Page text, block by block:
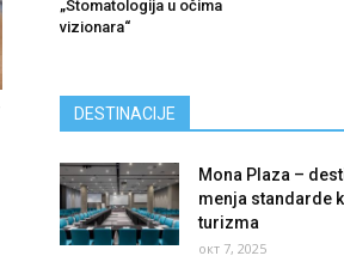
„Stomatologija u očima
vizionara“
DESTINACIJE
Mona Plaza –
menja standarde
turizma
окт 7, 2025